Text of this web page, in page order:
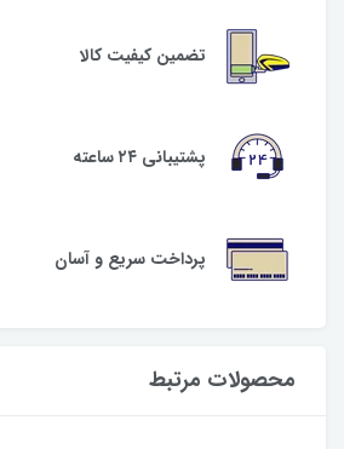
تضمین کیفیت کالا
پشتیبانی ۲۴ ساعته
پرداخت سریع و آسان
محصولات مرتبط